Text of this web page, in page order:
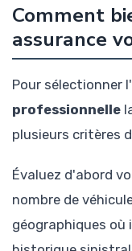
Comment
assurance
Pour sélectionner l'
professionnelle
plusieurs critères
Évaluez d'abord
nombre de
géographiques